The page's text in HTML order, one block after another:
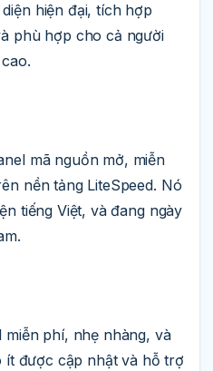
hiện đại, tích hợp
phù hợp cho cả người
mã nguồn mở, miễn
nền tảng LiteSpeed. Nó
tiếng Việt, và đang ngày
miễn phí, nhẹ nhàng, và
ít được cập nhật và hỗ trợ